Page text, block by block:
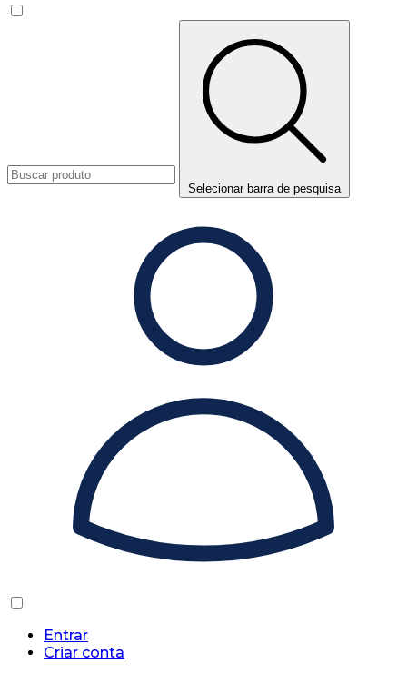
Selecionar barra de pesquisa
Entrar
Criar conta